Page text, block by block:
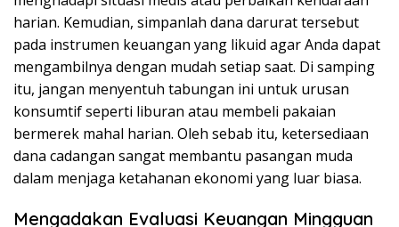
harian. Kemudian, simpanlah dana darurat tersebut
pada instrumen keuangan yang likuid agar Anda dapat
mengambilnya dengan mudah setiap saat. Di samping
itu, jangan menyentuh tabungan ini untuk urusan
konsumtif seperti liburan atau membeli pakaian
bermerek mahal harian. Oleh sebab itu, ketersediaan
dana cadangan sangat membantu pasangan muda
dalam menjaga ketahanan ekonomi yang luar biasa.
Mengadakan Evaluasi Keuangan Mingguan